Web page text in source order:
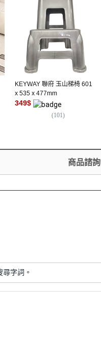
KEYWAY 聯府 玉山梯椅 601
x 535 x 477mm
349$
(101)
商品諮詢